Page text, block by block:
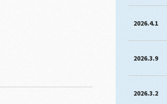
2026.4.1
2026.3.9
2026.3.2